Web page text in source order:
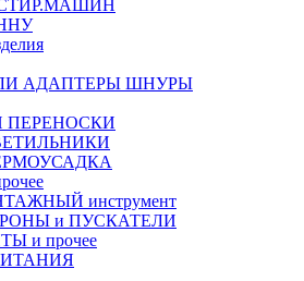
АДАПТЕРЫ ШНУРЫ
ПЕРЕНОСКИ
инструмент
и ПУСКАТЕЛИ
и прочее